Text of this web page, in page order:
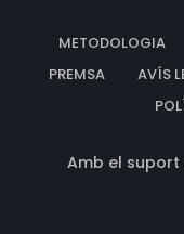
METODOLOGIA
PREMSA
AVÍS
Amb el